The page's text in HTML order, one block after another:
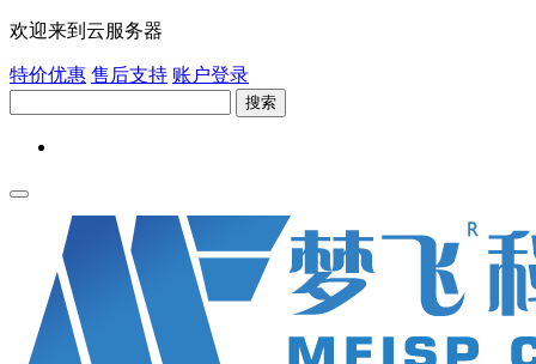
欢迎来到云服务器
特价优惠 售后支持 账户登录
搜索